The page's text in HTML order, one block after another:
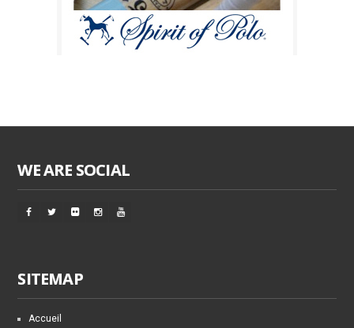
WE ARE SOCIAL
SITEMAP
Accueil